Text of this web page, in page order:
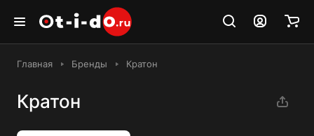
Главная Бренды Кратон
Кратон